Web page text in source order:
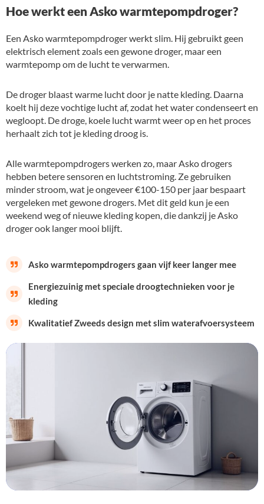
Hoe werkt een Asko warmtepompdroger?
Een Asko warmtepompdroger werkt slim. Hij gebruikt geen
elektrisch element zoals een gewone droger, maar een
warmtepomp om de lucht te verwarmen.
De droger blaast warme lucht door je natte kleding. Daarna
koelt hij deze vochtige lucht af, zodat het water condenseert en
wegloopt. De droge, koele lucht warmt weer op en het proces
herhaalt zich tot je kleding droog is.
Alle warmtepompdrogers werken zo, maar Asko drogers
hebben betere sensoren en luchtstroming. Ze gebruiken
minder stroom, wat je ongeveer €100-150 per jaar bespaart
vergeleken met gewone drogers. Met dit geld kun je een
weekend weg of nieuwe kleding kopen, die dankzij je Asko
droger ook langer mooi blijft.
Asko warmtepompdrogers gaan vijf keer langer mee
Energiezuinig met speciale droogtechnieken voor je
kleding
Kwalitatief Zweeds design met slim waterafvoersysteem